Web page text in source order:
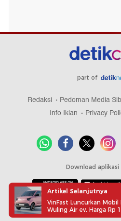
part of
Redaksi Pedoman Media
Info Iklan
Privacy
Download
Copyright @ 2026
Artikel Selanjutnya
VinFast Luncurkan
Wuling Air ev, Harga Rp